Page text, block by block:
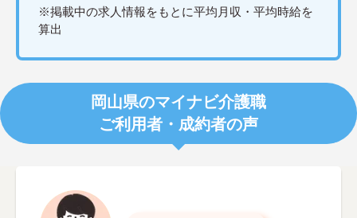
※掲載中の求人情報をもとに平均月収・平均時給を
算出
岡山県のマイナビ介護職
ご利用者・成約者の声